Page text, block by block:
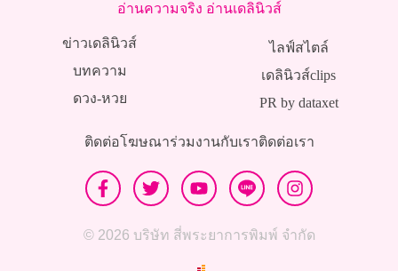
อ่านความจริง อ่านเดลินิวส์
ข่าวเดลินิวส์
บทความ
ดวง-หวย
ไลฟ์สไตล์
เดลินิวส์clips
PR by dataxet
ติดต่อโฆษณาร่วมงานกับเราติดต่อเรา
© 2026 บริษัท สี่พระยาการพิมพ์ จำกัด